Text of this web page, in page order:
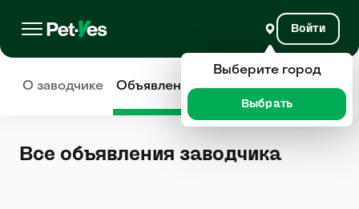
Войти
О заводчике Объявления Отзывы
Все объявления заводчика
Выберите город
Выбрать